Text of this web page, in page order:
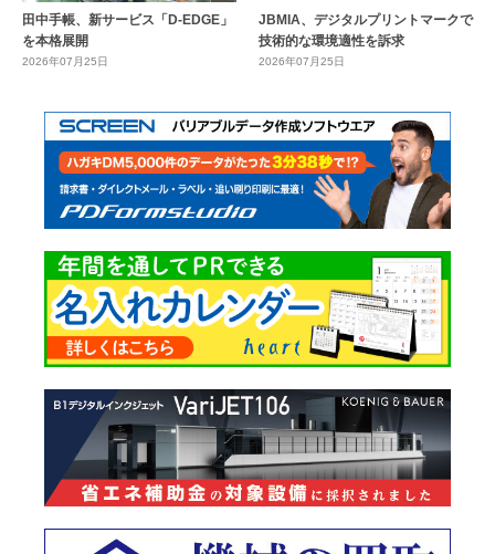
田中手帳、新サービス「D-EDGE」
を本格展開
2026年07月25日
JBMIA、デジタルプリントマークで
技術的な環境適性を訴求
2026年07月25日